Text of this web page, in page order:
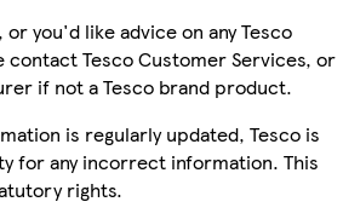
or you'd like advice on any Tesco
Tesco Customer Services, or
if not a Tesco brand product.
is regularly updated, Tesco is
for any incorrect information. This
rights.